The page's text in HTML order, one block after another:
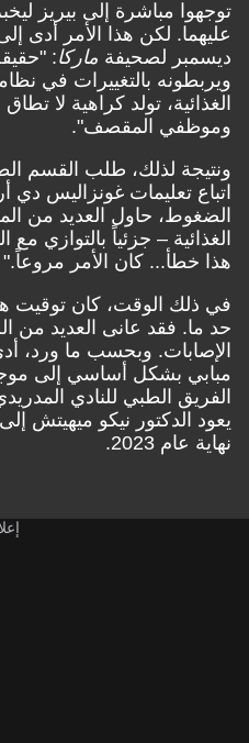
توجهوا مباشرة إلى بيريز
عليهما. لكن هذا الأمر أدى
ديسمبر لصحيفة ماركا:
ويربطونه بالتغييرات في
الغذائية، تولد كراهية لا
وموظفي المقصف".
ونتيجة لذلك، طلب القسم
اتباع تعليمات غونزاليس دي
الضغوط، حاول العديد من
الغذائية – جزئياً بالتوازي
هذا خطأ... كان الأمر مروعاً."
في ذلك الوقت، كان توقيت
حد ما. فقد عانى العديد من
الإصابات. وبحسب ما ورد،
مبابي بشكل أساسي إلى
الفريق الطبي للنادي
يعود الدكتور نيكو ميهيتش
نهاية عام 2023.